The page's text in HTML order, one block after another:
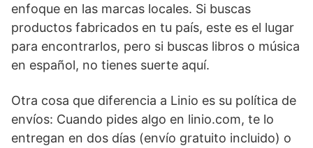
enfoque en las marcas locales. Si buscas
productos fabricados en tu país, este es el lugar
para encontrarlos, pero si buscas libros o música
en español, no tienes suerte aquí.
Otra cosa que diferencia a Linio es su política de
envíos: Cuando pides algo en linio.com, te lo
entregan en dos días (envío gratuito incluido) o